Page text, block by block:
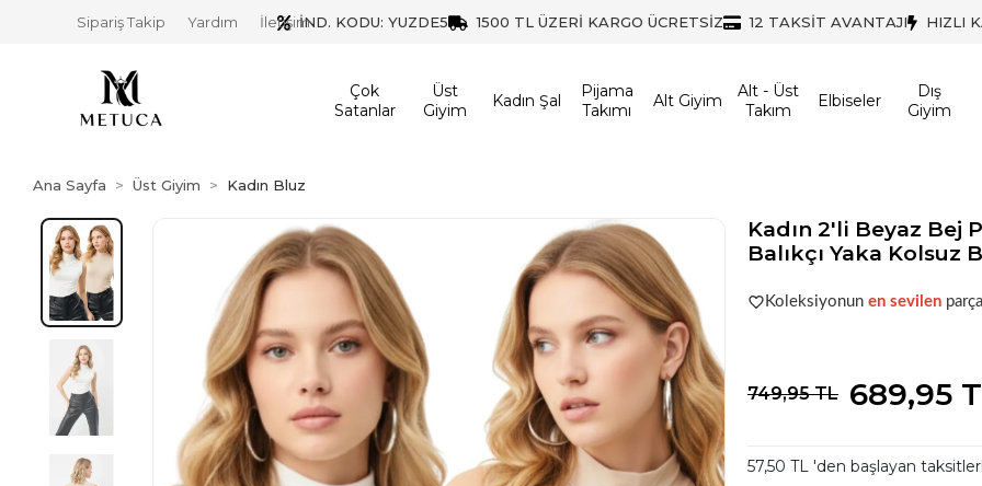
İND. KODU: YUZDE5 1500 TL ÜZERİ KARGO ÜCRETSİZ 12 TAKSİT AVANTAJI HIZLI
Sipariş Takip Yardım İletişim
Çok
Satanlar
Üst
Giyim
Kadın Şal
Pijama
Takımı
Alt Giyim
Alt - Üst
Takım
Elbiseler
Dış
Giyim
Ana Sayfa Üst Giyim Kadın Bluz
Kadın 2'li Beyaz Bej
Balıkçı Yaka Kolsuz
Popüler seçim!Gardırobunuz
Koleksiyonun en sevilen
749,95 TL 689,95
57,50 TL 'den başlayan